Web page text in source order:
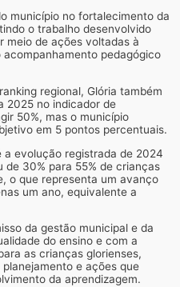
município no fortalecimento da
o trabalho desenvolvido
meio de ações voltadas à
pedagógico
regional, Glória também
2025 no indicador de
50%, mas o município
em 5 pontos percentuais.
evolução registrada de 2024
de 30% para 55% de crianças
o que representa um avanço
um ano, equivalente a
da gestão municipal e da
do ensino e com a
as crianças glorienses,
e ações que
da aprendizagem.